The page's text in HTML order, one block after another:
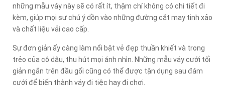
những mẫu váy này sẽ có rất ít, thậm chí không có chi tiết đi
kèm, giúp mọi sự chú ý dồn vào những đường cắt may tinh xảo
và chất liệu vải cao cấp.
Sự đơn giản ấy càng làm nổi bật vẻ đẹp thuần khiết và trong
trẻo của cô dâu, thu hút mọi ánh nhìn. Những mẫu váy cưới tối
giản ngắn trên đầu gối cũng có thể được tận dụng sau đám
cưới để biến thành váy đi tiệc hay đi chơi.